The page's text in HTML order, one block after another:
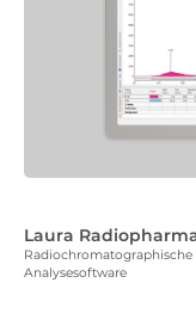
Laura
Analysesoftware